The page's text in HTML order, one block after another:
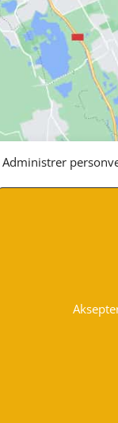
Administrer